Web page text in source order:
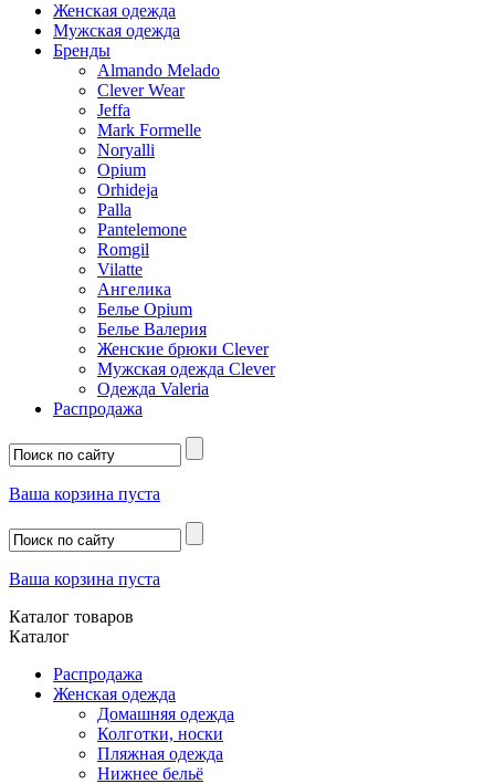
Женская одежда
Мужская одежда
Бренды
Almando Melado
Clever Wear
Jeffa
Mark Formelle
Noryalli
Opium
Orhideja
Palla
Pantelemone
Romgil
Vilatte
Ангелика
Белье Opium
Белье Валерия
Женские брюки Clever
Мужская одежда Clever
Одежда Valeria
Распродажа
Ваша корзина пуста
Ваша корзина пуста
Каталог товаров
Каталог
Распродажа
Женская одежда
Домашняя одежда
Колготки, носки
Пляжная одежда
Нижнее бельё